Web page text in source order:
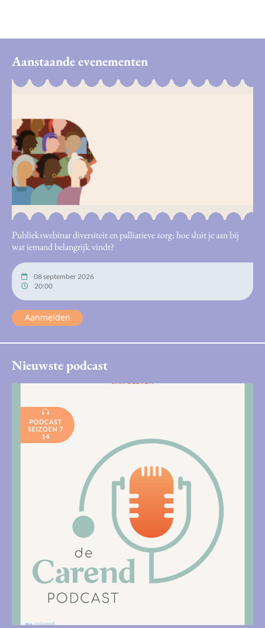
Aanstaande evenementen
Publiekswebinar diversiteit en palliatieve zorg: hoe sluit je aan bij
wat iemand belangrijk vindt?
08 september 2026
20:00
Aanmelden
Nieuwste podcast